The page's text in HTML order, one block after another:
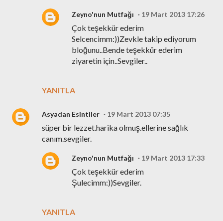
YANITLA
Zeyno'nun Mutfağı 19 Mart 2013 17:26
Çok teşekkür ederim
Selcencimm:))Zevkle takip ediyorum
bloğunu..Bende teşekkür ederim
ziyaretin için..Sevgiler..
Asyadan Esintiler 19 Mart 2013 07:35
süper bir lezzet.harika olmuş.ellerine sağlık
canım.sevgiler.
YANITLA
Zeyno'nun Mutfağı 19 Mart 2013 17:33
Çok teşekkür ederim
Şulecimm:))Sevgiler.